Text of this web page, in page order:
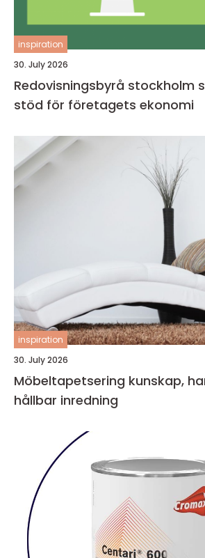
inspiration
30. July 2026
Redovisningsbyrå stockholm så väljer du rätt
stöd för företagets ekonomi
inspiration
30. July 2026
Möbeltapetsering kunskap, hantverk och
hållbar inredning